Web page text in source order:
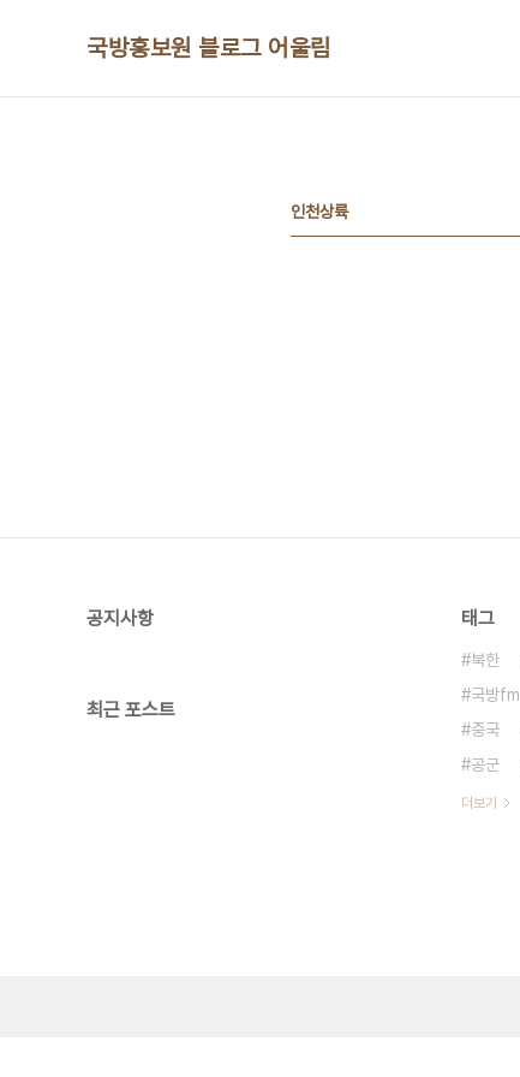
국방홍보원 블로그 어울림
인천상륙
공지사항
최근 포스트
태그
북한
국방fm
중국
공군
더보기